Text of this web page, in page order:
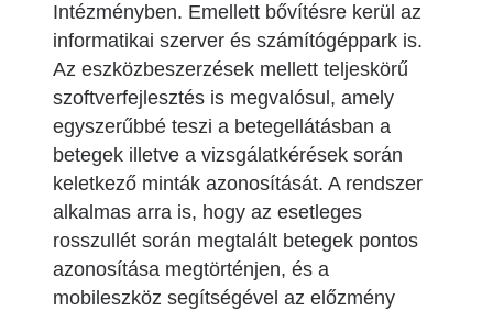
Intézményben. Emellett bővítésre kerül az
informatikai szerver és számítógéppark is.
Az eszközbeszerzések mellett teljeskörű
szoftverfejlesztés is megvalósul, amely
egyszerűbbé teszi a betegellátásban a
betegek illetve a vizsgálatkérések során
keletkező minták azonosítását. A rendszer
alkalmas arra is, hogy az esetleges
rosszullét során megtalált betegek pontos
azonosítása megtörténjen, és a
mobileszköz segítségével az előzmény